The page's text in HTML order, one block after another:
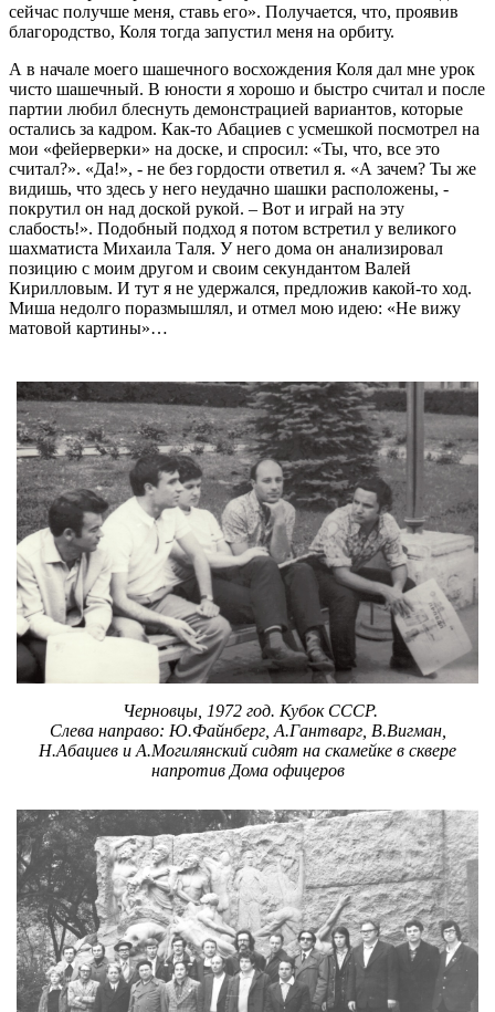
сейчас получше меня, ставь его». Получается, что, проявив
благородство, Коля тогда запустил меня на орбиту.
А в начале моего шашечного восхождения Коля дал мне урок
чисто шашечный. В юности я хорошо и быстро считал и после
партии любил блеснуть демонстрацией вариантов, которые
остались за кадром. Как-то Абациев с усмешкой посмотрел на
мои «фейерверки» на доске, и спросил: «Ты, что, все это
считал?». «Да!», - не без гордости ответил я. «А зачем? Ты же
видишь, что здесь у него неудачно шашки расположены, -
покрутил он над доской рукой. – Вот и играй на эту
слабость!». Подобный подход я потом встретил у великого
шахматиста Михаила Таля. У него дома он анализировал
позицию с моим другом и своим секундантом Валей
Кирилловым. И тут я не удержался, предложив какой-то ход.
Миша недолго поразмышлял, и отмел мою идею: «Не вижу
матовой картины»…
Черновцы, 1972 год. Кубок СССР.
Слева направо: Ю.Файнберг, А.Гантварг, В.Вигман,
Н.Абациев и А.Могилянский сидят на скамейке в сквере
напротив Дома офицеров